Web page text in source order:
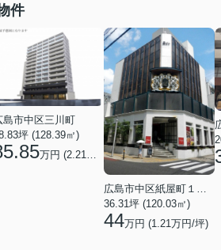
件
島市中区三川町
坪 (128.39㎡)
万円 (2.21万円/坪)
広島市中区紙屋町１丁目
36.31坪 (120.03㎡)
44万円 (1.21万円/坪)